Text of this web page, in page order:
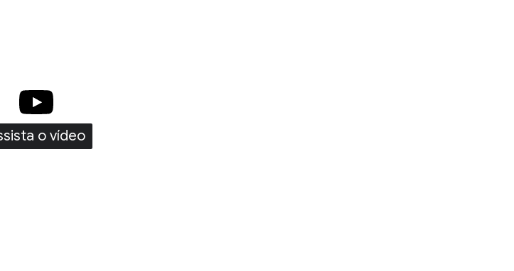
o vídeo